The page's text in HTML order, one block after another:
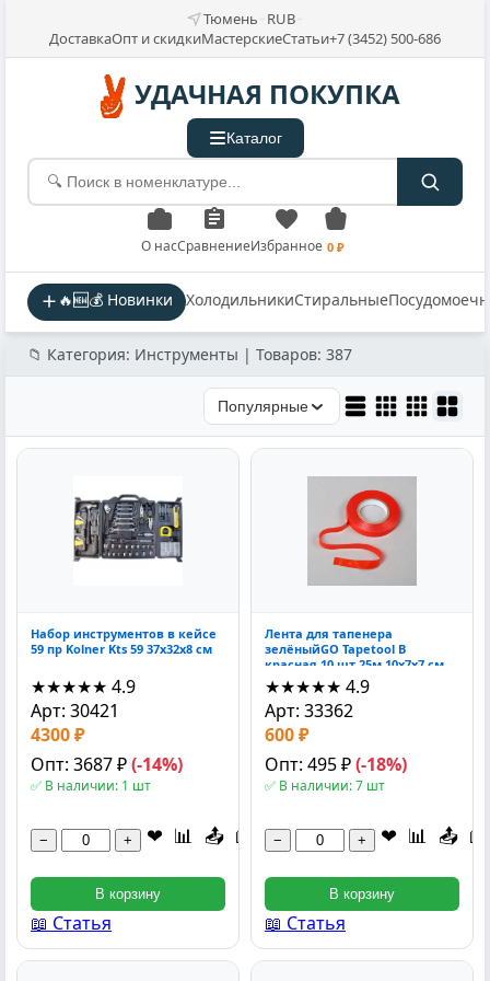
Тюмень RUB
ДоставкаОпт и скидкиМастерскиеСтатьи+7 (3452) 500-686
УДАЧНАЯ ПОКУПКА
Каталог
О насСравнениеИзбранное 0 ₽
🔥🆕💰 Новинки ХолодильникиСтиральные
📁 Категория: Инструменты | Товаров: 387
Популярные
Набор инструментов в кейсе
59 пр Kolner Kts 59 37x32x8 см
★★★★★ 4.9
Арт: 30421
4300 ₽
Опт: 3687 ₽(-14%)
✅ В наличии: 1 шт
− + ❤ 📊 📤 📖
В корзину
📖 Статья
Лента для тапенера
зелёныйGO Tapetool B
красная 10 шт 25м 10x7x7 см
★★★★★ 4.9
Арт: 33362
600 ₽
Опт: 495 ₽(-18%)
✅ В наличии: 7 шт
− + ❤ 📊 📤 📖
В корзину
📖 Статья